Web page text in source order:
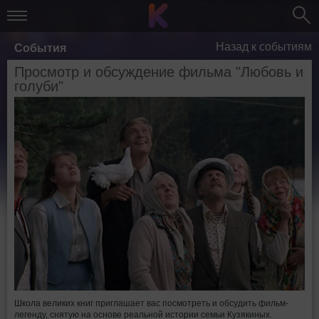
События Назад к событиям
Просмотр и обсуждение фильма "Любовь и
голуби"
Школа великих книг приглашает вас посмотреть и обсудить фильм-
легенду, снятую на основе реальной истории семьи Кузякиных.